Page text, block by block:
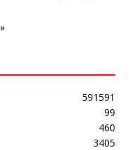
»
591591
99
460
3405